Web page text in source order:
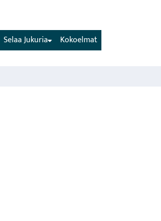
(current) Kokoelmat
Selaa Jukuria